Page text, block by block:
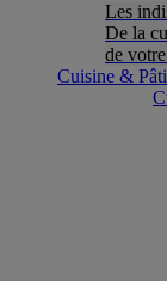
Les
De la
de
Cuisine &